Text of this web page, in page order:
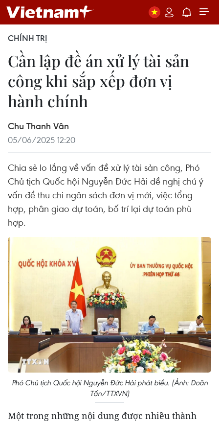
CHÍNH TRỊ
Cần lập đề án xử lý tài sản
công khi sắp xếp đơn vị
hành chính
Chu Thanh Vân
05/06/2025 12:20
Chia sẻ lo lắng về vấn đề xử lý tài sản công, Phó
Chủ tịch Quốc hội Nguyễn Đức Hải đề nghị chú ý
vấn đề thu chi ngân sách đơn vị mới, việc tổng
hợp, phân giao dự toán, bố trí lại dự toán phù
hợp.
Phó Chủ tịch Quốc hội Nguyễn Đức Hải phát biểu. (Ảnh: Doãn
Tấn/TTXVN)
Một trong những nội dung được nhiều thành